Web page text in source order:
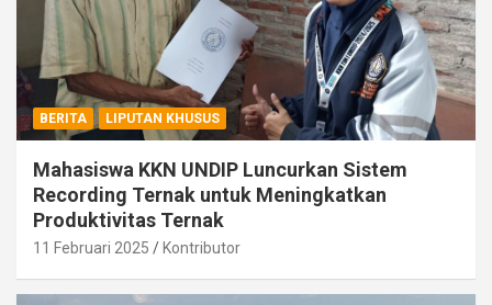
BERITA LIPUTAN KHUSUS
Mahasiswa KKN UNDIP Luncurkan Sistem
Recording Ternak untuk Meningkatkan
Produktivitas Ternak
11 Februari 2025 Kontributor